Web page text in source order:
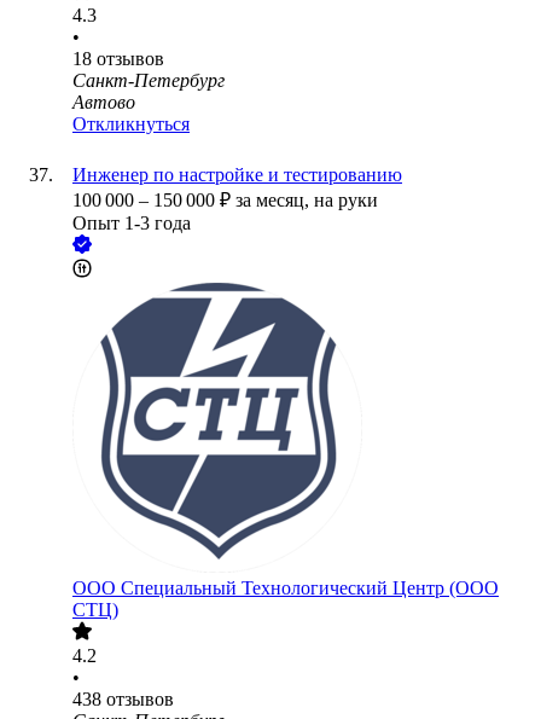
4.3
•
18 отзывов
Санкт-Петербург
Автово
Откликнуться
Инженер по настройке и тестированию
100 000 – 150 000 ₽ за месяц, на руки
Опыт 1-3 года
ООО Специальный Технологический Центр (ООО
СТЦ)
4.2
•
438 отзывов